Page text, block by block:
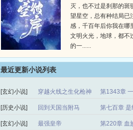
灭，也不过是刹那的斑
望星空，总有种结局已
感，千百年后你我在哪
文明火光，地球，都不
的一......
最近更新小说列表
[玄幻小说] 穿越火线之生化枪神 第1343章
[历史小说] 回到天国当附马 第七百章
[玄幻小说] 最强皇帝 第220章 血